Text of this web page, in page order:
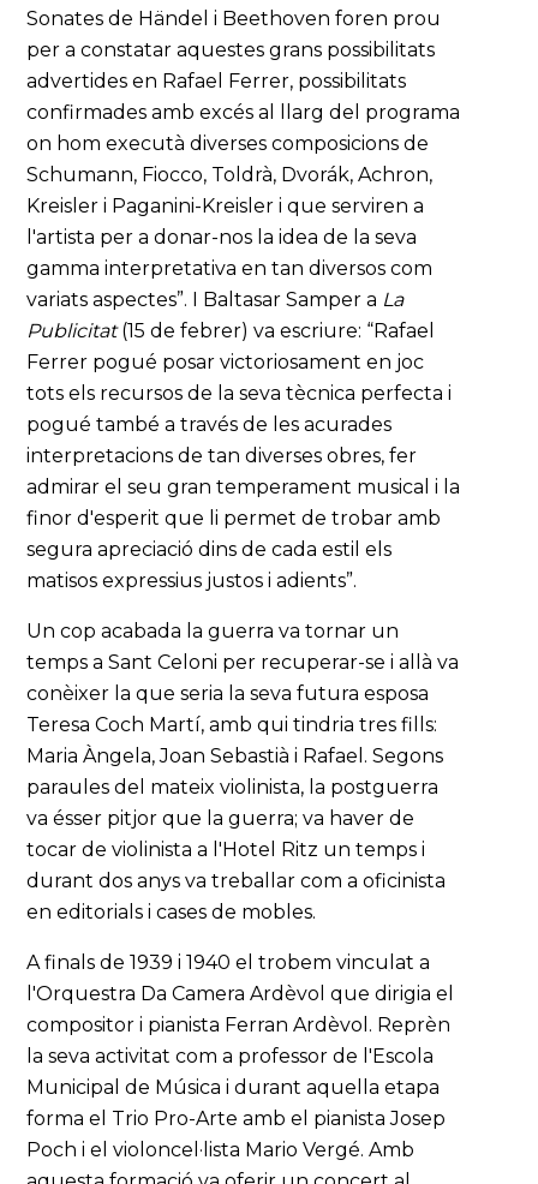
Sonates de Händel i Beethoven foren prou
per a constatar aquestes grans possibilitats
advertides en Rafael Ferrer, possibilitats
confirmades amb excés al llarg del programa
on hom executà diverses composicions de
Schumann, Fiocco, Toldrà, Dvorák, Achron,
Kreisler i Paganini-Kreisler i que serviren a
l'artista per a donar-nos la idea de la seva
gamma interpretativa en tan diversos com
variats aspectes”. I Baltasar Samper a La
Publicitat(15 de febrer) va escriure: “Rafael
Ferrer pogué posar victoriosament en joc
tots els recursos de la seva tècnica perfecta i
pogué també a través de les acurades
interpretacions de tan diverses obres, fer
admirar el seu gran temperament musical i la
finor d'esperit que li permet de trobar amb
segura apreciació dins de cada estil els
matisos expressius justos i adients”.
Un cop acabada la guerra va tornar un
temps a Sant Celoni per recuperar-se i allà va
conèixer la que seria la seva futura esposa
Teresa Coch Martí, amb qui tindria tres fills:
Maria Àngela, Joan Sebastià i Rafael. Segons
paraules del mateix violinista, la postguerra
va ésser pitjor que la guerra; va haver de
tocar de violinista a l'Hotel Ritz un temps i
durant dos anys va treballar com a oficinista
en editorials i cases de mobles.
A finals de 1939 i 1940 el trobem vinculat a
l'Orquestra Da Camera Ardèvol que dirigia el
compositor i pianista Ferran Ardèvol. Reprèn
la seva activitat com a professor de l'Escola
Municipal de Música i durant aquella etapa
forma el Trio Pro-Arte amb el pianista Josep
Poch i el violoncel·lista Mario Vergé. Amb